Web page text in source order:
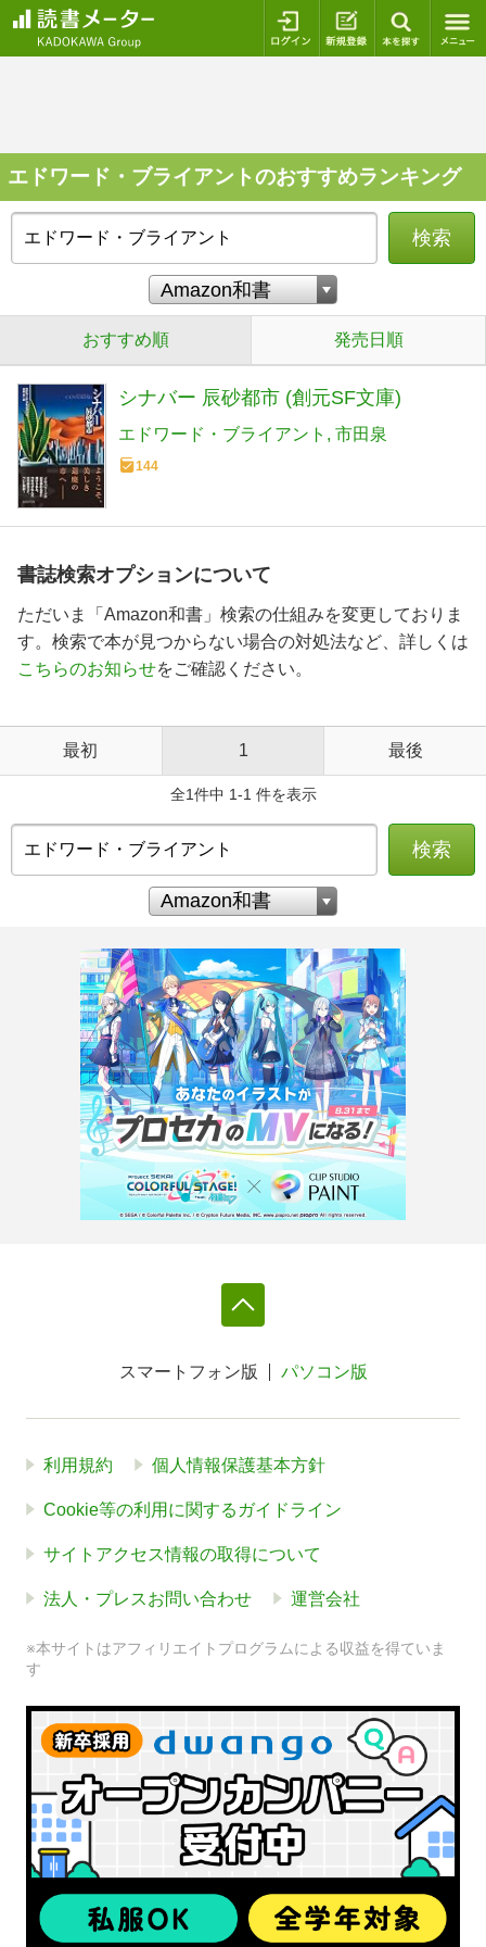
ログイン 新規登録
エドワード・ブライアントのおすすめランキング
検索
おすすめ順 発売日順
シナバー 辰砂都市 (創元SF文庫)
エドワード・ブライアント 市田泉
144
書誌検索オプションについて
ただいま「Amazon和書」検索の仕組みを変更しておりま
す。検索で本が見つからない場合の対処法など、詳しくは
こちらのお知らせをご確認ください。
最初 1 最後
全1件中 1-1 件を表示
検索
スマートフォン版 パソコン版
利用規約 個人情報保護基本方針
Cookie等の利用に関するガイドライン
サイトアクセス情報の取得について
法人・プレスお問い合わせ 運営会社
※本サイトはアフィリエイトプログラムによる収益を得ていま
す